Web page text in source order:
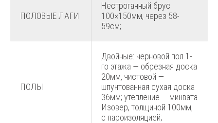
ПОЛОВЫЕ ЛАГИ
Нестроганный брус
100×150мм, через 58-
59см;
ПОЛЫ
Двойные: черновой пол 1-
го этажа — обрезная доска
20мм, чистовой —
шпунтованная сухая доска
36мм; утепление — минвата
Изовер, толщиной 100мм,
с пароизоляцией;